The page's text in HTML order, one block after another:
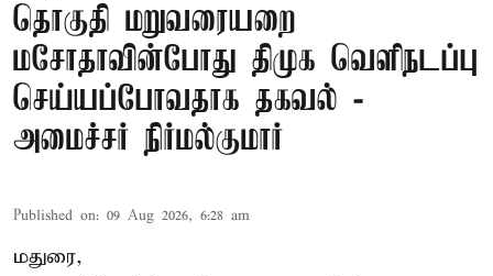
தொகுதி மறுவரையறை
மசோதாவின்போது திமுக வெளிநடப்பு
செய்யப்போவதாக தகவல் -
அமைச்சர் நிர்மல்குமார்
Published on: 09 Aug 2026, 6:28 am
மதுரை,